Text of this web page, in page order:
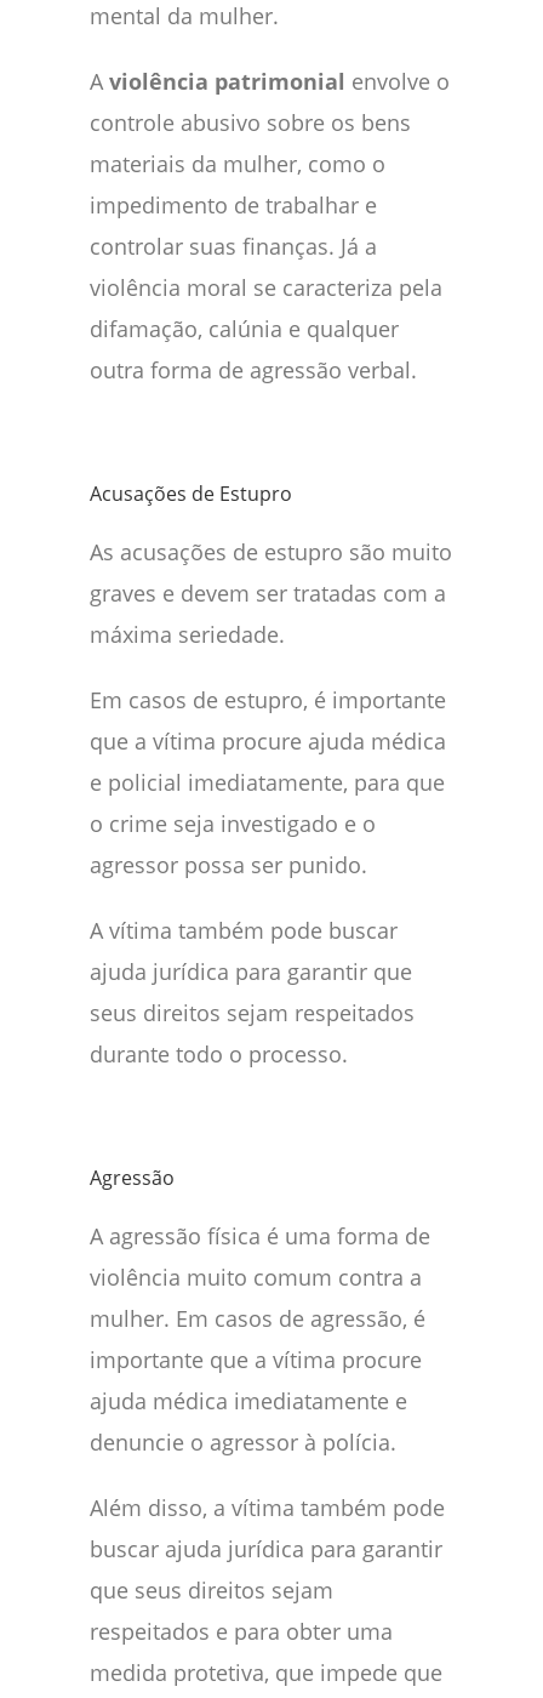
mental da mulher.
Aviolência patrimonial envolve o
controle abusivo sobre os bens
materiais da mulher, como o
impedimento de trabalhar e
controlar suas finanças. Já a
violência moral se caracteriza pela
difamação, calúnia e qualquer
outra forma de agressão verbal.
Acusações de Estupro
As acusações de estupro são muito
graves e devem ser tratadas com a
máxima seriedade.
Em casos de estupro, é importante
que a vítima procure ajuda médica
e policial imediatamente, para que
o crime seja investigado e o
agressor possa ser punido.
A vítima também pode buscar
ajuda jurídica para garantir que
seus direitos sejam respeitados
durante todo o processo.
Agressão
A agressão física é uma forma de
violência muito comum contra a
mulher. Em casos de agressão, é
importante que a vítima procure
ajuda médica imediatamente e
denuncie o agressor à polícia.
Além disso, a vítima também pode
buscar ajuda jurídica para garantir
que seus direitos sejam
respeitados e para obter uma
medida protetiva, que impede que